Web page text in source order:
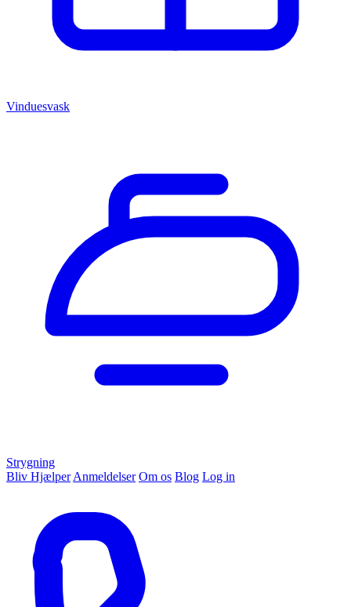
Vinduesvask
Strygning
Bliv Hjælper Anmeldelser Om os Blog Log in